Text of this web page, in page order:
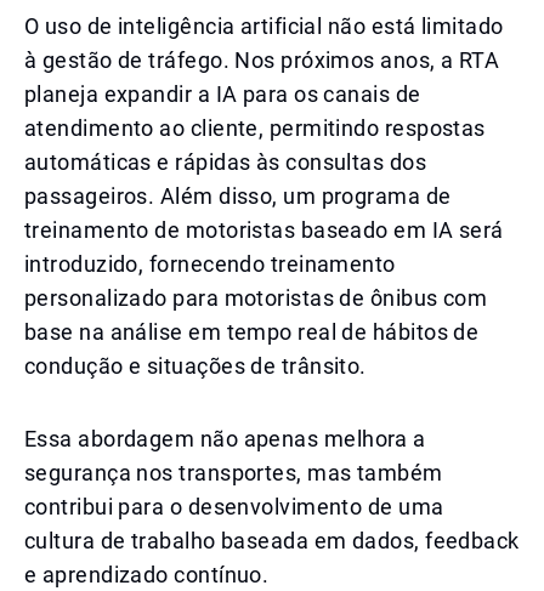
O uso de inteligência artificial não está limitado
à gestão de tráfego. Nos próximos anos, a RTA
planeja expandir a IA para os canais de
atendimento ao cliente, permitindo respostas
automáticas e rápidas às consultas dos
passageiros. Além disso, um programa de
treinamento de motoristas baseado em IA será
introduzido, fornecendo treinamento
personalizado para motoristas de ônibus com
base na análise em tempo real de hábitos de
condução e situações de trânsito.
Essa abordagem não apenas melhora a
segurança nos transportes, mas também
contribui para o desenvolvimento de uma
cultura de trabalho baseada em dados, feedback
e aprendizado contínuo.